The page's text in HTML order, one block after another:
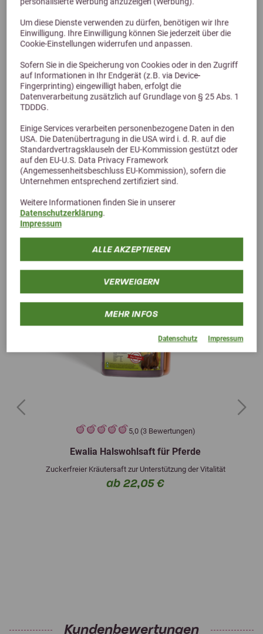
Um diese Dienste verwenden zu dürfen, benötigen wir Ihre
Einwilligung. Ihre Einwilligung können Sie jederzeit über die
Cookie-Einstellungen widerrufen und anpassen.
Sofern Sie in die Speicherung von Cookies oder in den Zugriff
auf Informationen in Ihr Endgerät (z.B. via Device-
Fingerprinting) eingewilligt haben, erfolgt die
Datenverarbeitung zusätzlich auf Grundlage von § 25 Abs. 1
TDDDG.
Einige Services verarbeiten personenbezogene Daten in den
USA. Die Datenübertragung in die USA wird i. d. R. auf die
Standardvertragsklauseln der EU-Kommission gestützt oder
auf den EU-U.S. Data Privacy Framework
(Angemessenheitsbeschluss EU-Kommission), sofern die
Unternehmen entsprechend zertifiziert sind.
Weitere Informationen finden Sie in unserer
Datenschutzerklärung.
Impressum
ALLE AKZEPTIEREN
VERWEIGERN
MEHR INFOS
Datenschutz Impressum
10,90 €
Alternative Produkte
5,0 (3 Bewertungen)
Ewalia Halswohlsaft für Pferde
Zuckerfreier Kräutersaft zur Unterstützung der Vitalität
ab 22,05 €
Previous Next
Kundenbewertungen